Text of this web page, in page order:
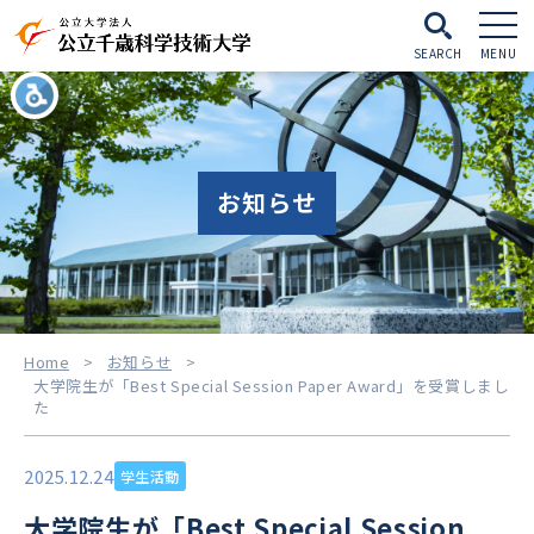
SEARCH MENU
お知らせ
Home > お知らせ
>
大学院生が「Best Special Session Paper Award」を受賞しまし
た
2025.12.24 学生活動